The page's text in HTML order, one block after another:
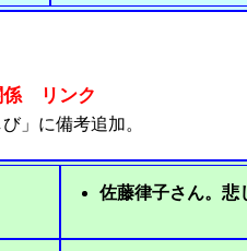
係 リンク
」に備考追加。
佐藤律子さん。悲